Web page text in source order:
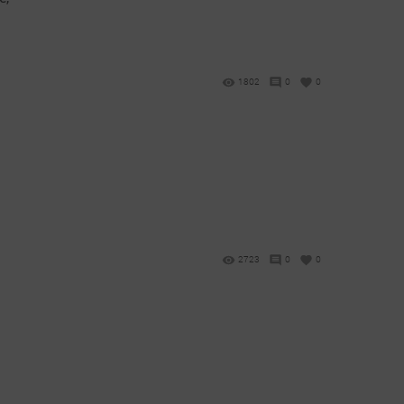
1802 0 0
2723 0 0